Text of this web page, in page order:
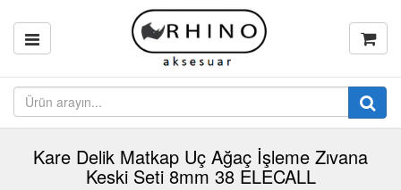
Kare Delik Matkap Uç Ağaç İşleme Zıvana
Keski Seti 8mm 38 ELECALL